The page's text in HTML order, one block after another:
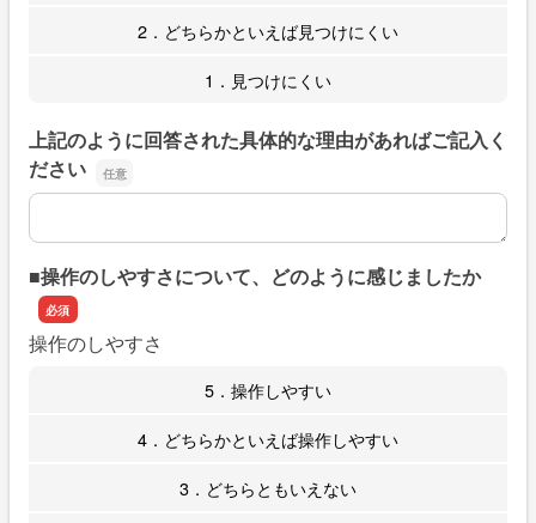
2．どちらかといえば見つけにくい
1．見つけにくい
上記のように回答された具体的な理由があればご記入く
ださい
上記のように回答された具体的な理由があればご記入くだ
■操作のしやすさについて、どのように感じましたか
操作のしやすさ
5．操作しやすい
4．どちらかといえば操作しやすい
3．どちらともいえない